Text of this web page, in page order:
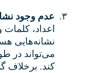
۳.
عدم وجود
اعداد،
نشانه‌هایی
می‌تواند در
کند. برخلاف